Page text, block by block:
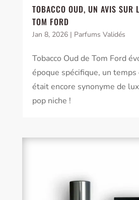
TOBACCO OUD, UN AVIS SUR
TOM FORD
Jan 8, 2026| Parfums Validés
Tobacco Oud de Tom Ford
époque spécifique, un
était encore synonyme de
pop niche !